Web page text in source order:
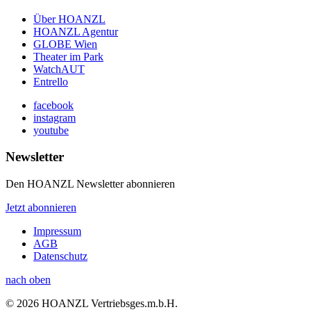
Über HOANZL
HOANZL Agentur
GLOBE Wien
Theater im Park
WatchAUT
Entrello
facebook
instagram
youtube
Newsletter
Den HOANZL Newsletter abonnieren
Jetzt abonnieren
Impressum
AGB
Datenschutz
nach oben
© 2026 HOANZL Vertriebsges.m.b.H.